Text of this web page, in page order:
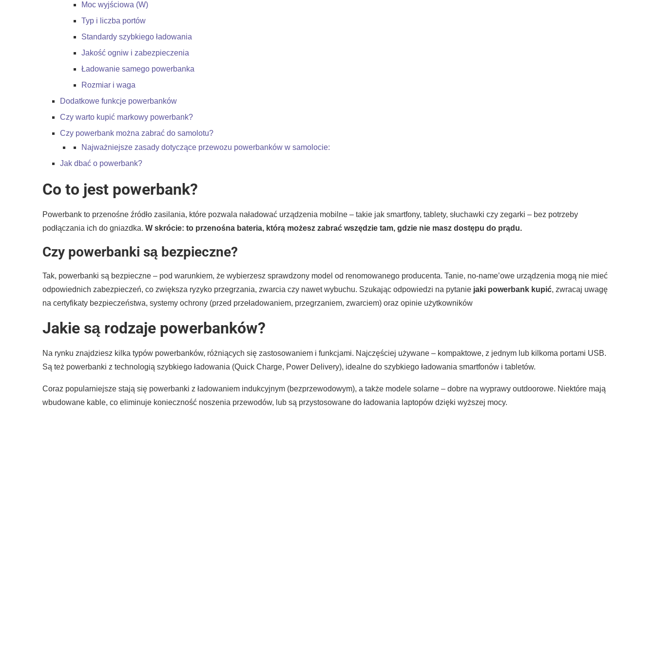
Moc wyjściowa (W)
Typ i liczba portów
Standardy szybkiego ładowania
Jakość ogniw i zabezpieczenia
Ładowanie samego powerbanka
Rozmiar i waga
Dodatkowe funkcje powerbanków
Czy warto kupić markowy powerbank?
Czy powerbank można zabrać do samolotu?
Najważniejsze zasady dotyczące przewozu powerbanków w samolocie:
Jak dbać o powerbank?
Co to jest powerbank?
Powerbank to przenośne źródło zasilania, które pozwala naładować urządzenia mobilne – takie jak smartfony, tablety, słuchawki czy zegarki – bez potrzeby
podłączania ich do gniazdka. W skrócie: to przenośna bateria, którą możesz zabrać wszędzie tam, gdzie nie masz dostępu do prądu.
Czy powerbanki są bezpieczne?
Tak, powerbanki są bezpieczne – pod warunkiem, że wybierzesz sprawdzony model od renomowanego producenta. Tanie, no-name’owe urządzenia mogą nie mieć
odpowiednich zabezpieczeń, co zwiększa ryzyko przegrzania, zwarcia czy nawet wybuchu. Szukając odpowiedzi na pytanie jaki powerbank kupić, zwracaj uwagę
na certyfikaty bezpieczeństwa, systemy ochrony (przed przeładowaniem, przegrzaniem, zwarciem) oraz opinie użytkowników
Jakie są rodzaje powerbanków?
Na rynku znajdziesz kilka typów powerbanków, różniących się zastosowaniem i funkcjami. Najczęściej używane – kompaktowe, z jednym lub kilkoma portami USB.
Są też powerbanki z technologią szybkiego ładowania (Quick Charge, Power Delivery), idealne do szybkiego ładowania smartfonów i tabletów.
Coraz popularniejsze stają się powerbanki z ładowaniem indukcyjnym (bezprzewodowym), a także modele solarne – dobre na wyprawy outdoorowe. Niektóre mają
wbudowane kable, co eliminuje konieczność noszenia przewodów, lub są przystosowane do ładowania laptopów dzięki wyższej mocy.